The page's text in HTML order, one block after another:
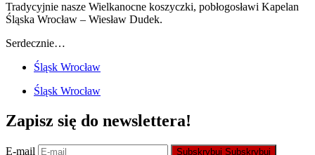
Tradycyjnie nasze Wielkanocne koszyczki, pobłogosławi Kapelan
Śląska Wrocław – Wiesław Dudek.
Serdecznie…
Śląsk Wrocław
Śląsk Wrocław
Zapisz się do newslettera!
E-mail Subskrybuj Subskrybuj